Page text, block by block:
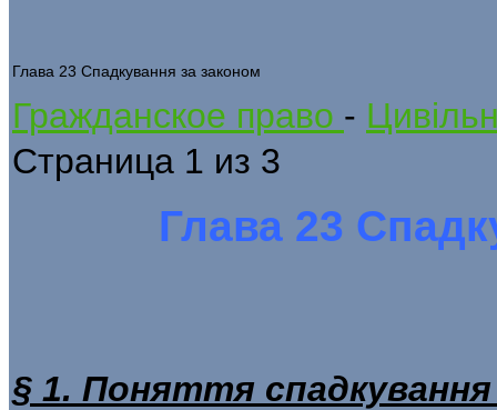
Глава 23 Спадкування за законом
Гражданское право -
Страница 1 из 3
Глава 23
§ 1. Поняття спадкування